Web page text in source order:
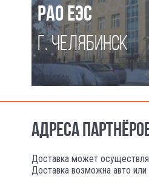
РАО ЕЭС
Г. ЧЕЛЯБИНСК
АДРЕСА
Доставка может
Доставка возможна авто